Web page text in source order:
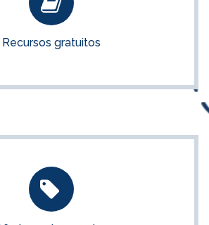
Recursos gratuitos
gratuito que ponemos a tu disposición
ACCEDER
Ofertas y descuentos
ofertas y descuentos disponibles